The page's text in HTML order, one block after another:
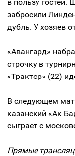
в пользу гостей.
забросили
дубль. У хозяев
«Авангард»
строчку в
«Трактор» (22)
В следующем
казанский «Ак
сыграет с
Прямые